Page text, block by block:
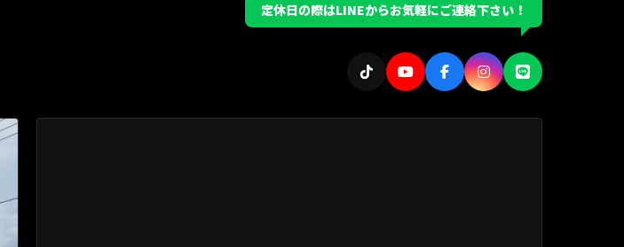
定休日の際はLINEからお気軽にご連絡下さい！